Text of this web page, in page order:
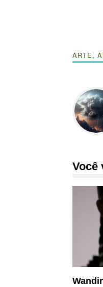
ARTE,
Você